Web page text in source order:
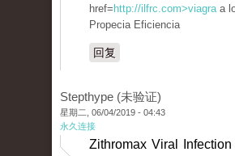
href= http://ilfrc.com>viagraa
Propecia Eficiencia
回复
Stepthype (未验证)
星期二, 06/04/2019 - 04:43
永久连接
Zithromax Viral